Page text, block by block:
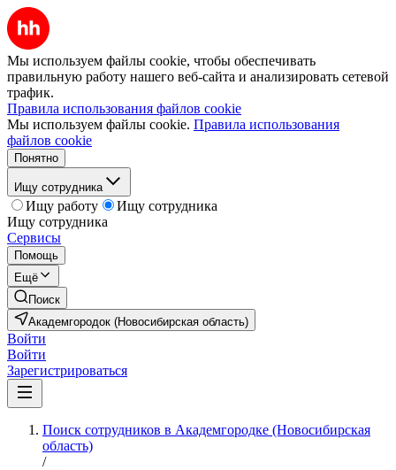
Мы используем файлы cookie, чтобы обеспечивать
правильную работу нашего веб-сайта и анализировать сетевой
трафик.
Правила использования файлов cookie
Мы используем файлы cookie. Правила использования
файлов cookie
Понятно
Ищу сотрудника
Ищу работу
Ищу сотрудника
Ищу сотрудника
Сервисы
Помощь
Ещё
Поиск
Академгородок (Новосибирская область)
Войти
Войти
Зарегистрироваться
Поиск сотрудников в Академгородке (Новосибирская
область)
/